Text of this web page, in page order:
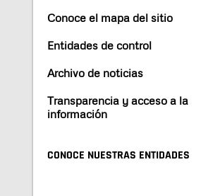
Conoce el mapa del sitio
Entidades de control
Archivo de noticias
Transparencia y acceso a la
información
CONOCE NUESTRAS ENTIDADES